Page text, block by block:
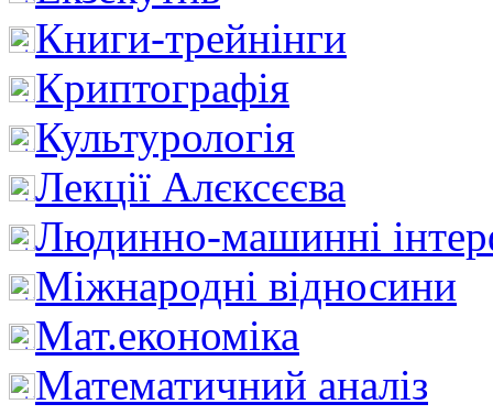
Книги-трейнінги
Криптографія
Культурологія
Лекції Алєксєєва
Людинно-машинні
Міжнародні відносини
Мат.економіка
Математичний аналіз